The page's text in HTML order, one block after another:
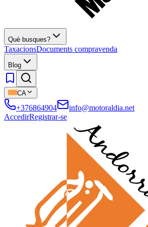
Què busques?
TaxacionsDocuments compravenda
Blog
CA
+376864904
info@motoraldia.net
AccedirRegistrar-se